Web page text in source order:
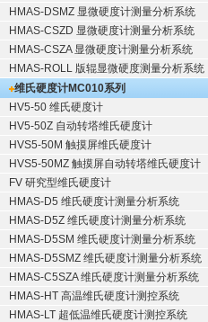
HMAS-DSMZ 显微硬度计测量分析系统
HMAS-CSZD 显微硬度计测量分析系统
HMAS-CSZA 显微硬度计测量分析系统
HMAS-ROLL 版辊显微硬度测量分析系统
维氏硬度计MC010系列
HV5-50 维氏硬度计
HV5-50Z 自动转塔维氏硬度计
HVS5-50M 触摸屏维氏硬度计
HVS5-50MZ 触摸屏自动转塔维氏硬度计
FV 研究型维氏硬度计
HMAS-D5 维氏硬度计测量分析系统
HMAS-D5Z 维氏硬度计测量分析系统
HMAS-D5SM 维氏硬度计测量分析系统
HMAS-D5SMZ 维氏硬度计测量分析系统
HMAS-C5SZA 维氏硬度计测量分析系统
HMAS-HT 高温维氏硬度计测控系统
HMAS-LT 超低温维氏硬度计测控系统